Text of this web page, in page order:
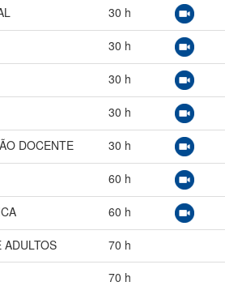
30 h
30 h
30 h
30 h
DOCENTE 30 h
60 h
60 h
ADULTOS 70 h
70 h